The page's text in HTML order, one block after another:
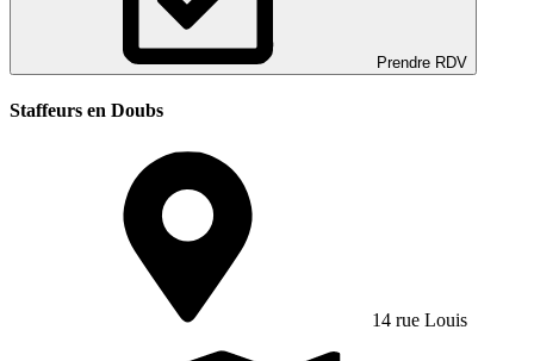
Prendre RDV
Staffeurs en Doubs
14 rue Louis